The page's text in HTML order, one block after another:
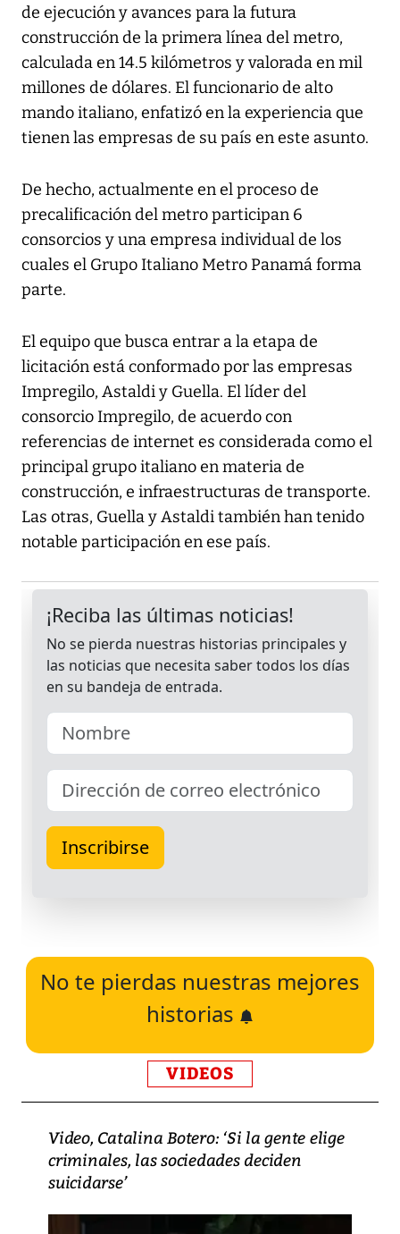
de ejecución y avances para la futura
construcción de la primera línea del metro,
calculada en 14.5 kilómetros y valorada en mil
millones de dólares. El funcionario de alto
mando italiano, enfatizó en la experiencia que
tienen las empresas de su país en este asunto.
De hecho, actualmente en el proceso de
precalificación del metro participan 6
consorcios y una empresa individual de los
cuales el Grupo Italiano Metro Panamá forma
parte.
El equipo que busca entrar a la etapa de
licitación está conformado por las empresas
Impregilo, Astaldi y Guella. El líder del
consorcio Impregilo, de acuerdo con
referencias de internet es considerada como el
principal grupo italiano en materia de
construcción, e infraestructuras de transporte.
Las otras, Guella y Astaldi también han tenido
notable participación en ese país.
No te pierdas nuestras mejores
historias
VIDEOS
Video, Catalina Botero: ‘Si la gente elige
criminales, las sociedades deciden
suicidarse’